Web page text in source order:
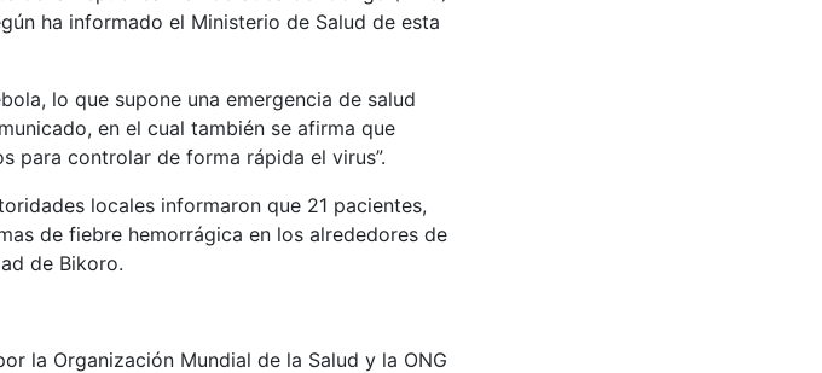
ha informado el Ministerio de Salud de esta
lo que supone una emergencia de salud
en el cual también se afirma que
para controlar de forma rápida el virus”.
locales informaron que 21 pacientes,
de fiebre hemorrágica en los alrededores de
de Bikoro.
la Organización Mundial de la Salud y la ONG